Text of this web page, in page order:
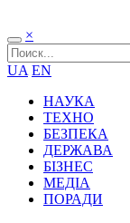
×
UA EN
НАУКА
ТЕХНО
БЕЗПЕКА
ДЕРЖАВА
БІЗНЕС
МЕДІА
ПОРАДИ